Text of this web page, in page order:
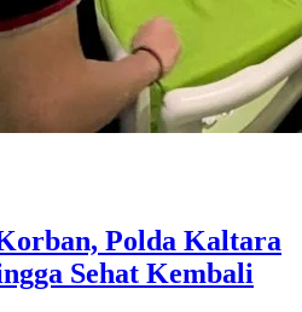
Polda Kaltara
Sehat Kembali